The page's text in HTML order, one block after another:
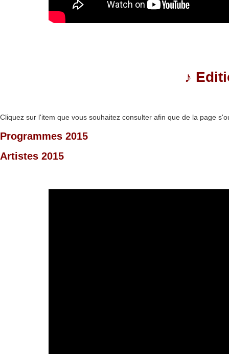
♪
Cliquez sur l'item que vous souhaitez consulter afin que de la page
Programmes 2015
Artistes 2015